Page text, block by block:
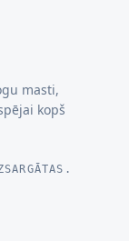
masti,
kopš